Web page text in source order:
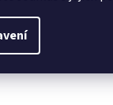
čirý